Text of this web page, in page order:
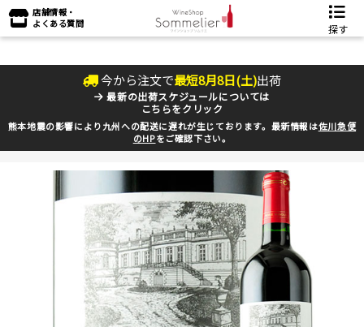
店舗情報・
よくある質問
探す
今から注文で最短8月8日(土)出荷
最新の出荷スケジュールについては
こちらをクリック
熊本地震の影響により九州への配送に遅れが生じております。最新情報は佐川急便
のHPをご確認下さい。